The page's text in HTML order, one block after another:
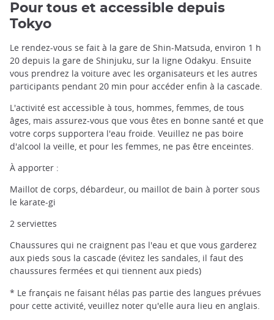
Takigyo, le rituel de la cascade ©️Ishi/PIXTA
Pour tous et accessible depuis
Tokyo
Le rendez-vous se fait à la gare de Shin-Matsuda, environ 1 h
20 depuis la gare de Shinjuku, sur la ligne Odakyu. Ensuite
vous prendrez la voiture avec les organisateurs et les autres
participants pendant 20 min pour accéder enfin à la cascade.
L'activité est accessible à tous, hommes, femmes, de tous
âges, mais assurez-vous que vous êtes en bonne santé et que
votre corps supportera l'eau froide. Veuillez ne pas boire
d'alcool la veille, et pour les femmes, ne pas être enceintes.
À apporter :
Maillot de corps, débardeur, ou maillot de bain à porter sous
le karate-gi
2 serviettes
Chaussures qui ne craignent pas l'eau et que vous garderez
aux pieds sous la cascade (évitez les sandales, il faut des
chaussures fermées et qui tiennent aux pieds)
* Le français ne faisant hélas pas partie des langues prévues
pour cette activité, veuillez noter qu'elle aura lieu en anglais.